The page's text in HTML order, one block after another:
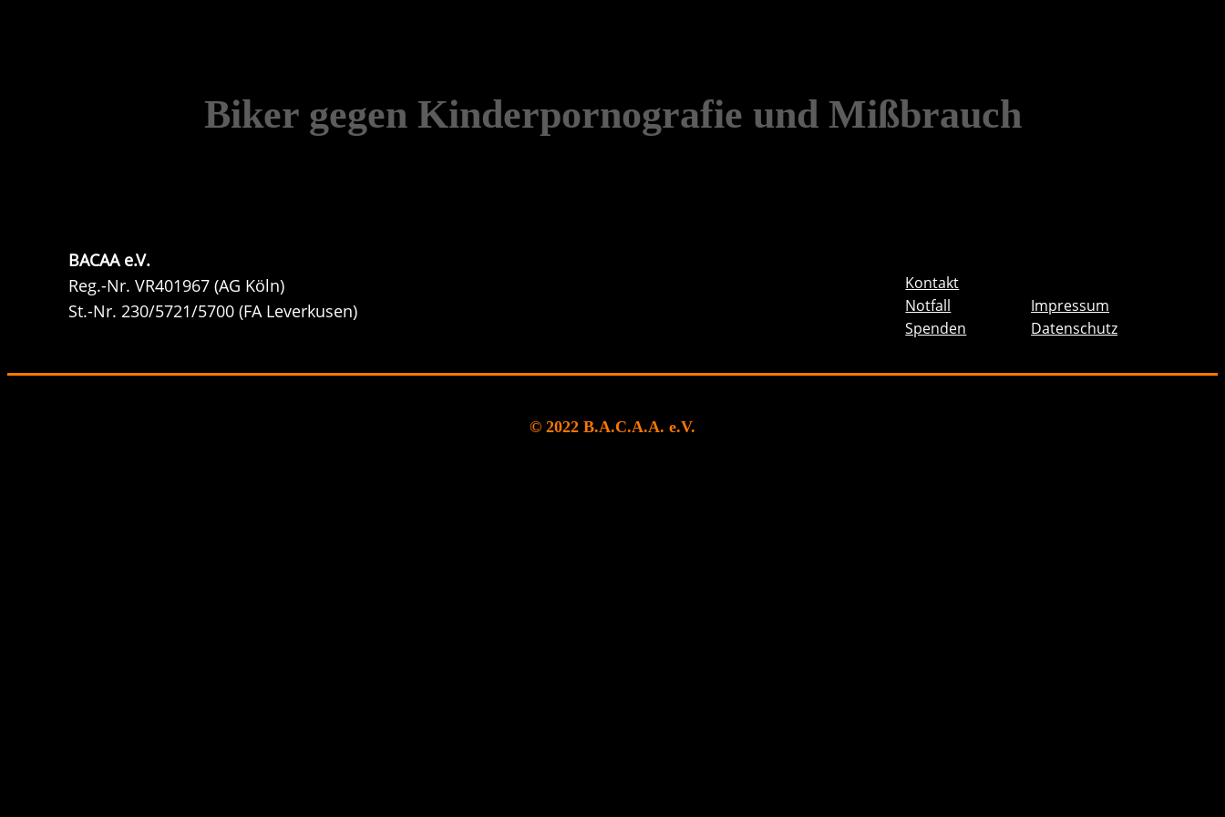
Biker gegen Kinderpornografie und Mißbrauch
BACAA e.V.
Reg.-Nr. VR401967 (AG Köln)
St.-Nr. 230/5721/5700 (FA Leverkusen)
Kontakt
Notfall
Spenden
Impressum
Datenschutz
© 2022 B.A.C.A.A. e.V.